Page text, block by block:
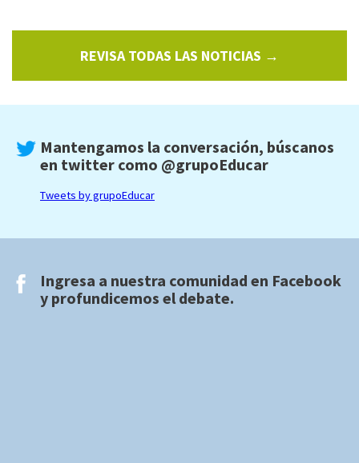
REVISA TODAS LAS NOTICIAS →
Mantengamos la conversación, búscanos
en twitter como @grupoEducar
Tweets by grupoEducar
Ingresa a nuestra comunidad en Facebook
y profundicemos el debate.